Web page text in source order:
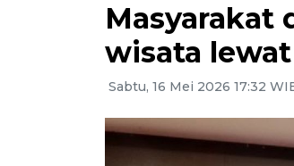
Masyarakat
wisata
Sabtu, 16 Mei 2026 17:32